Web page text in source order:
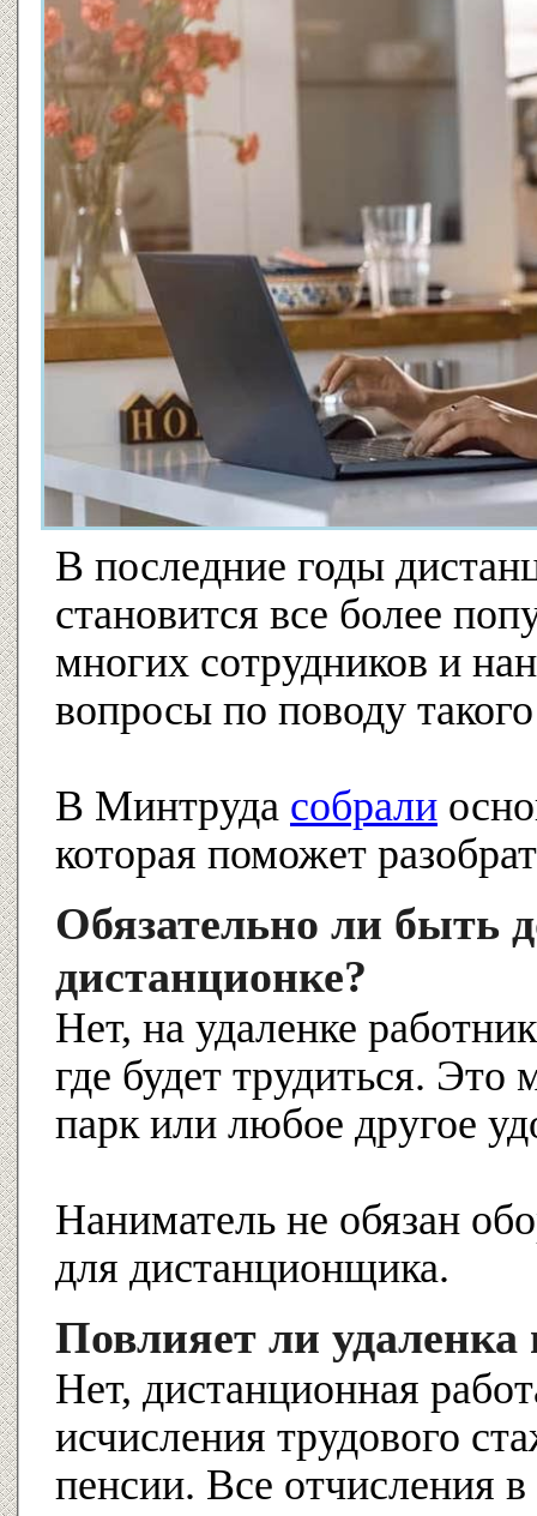
В последние годы
становится все более
многих сотрудников и
вопросы по поводу
В Минтруда собрали
которая поможет
Обязательно ли быть
дистанционке?
Нет, на удаленке
где будет трудиться.
парк или любое другое
Наниматель не обязан
для дистанционщика.
Повлияет ли
Нет, дистанционная
исчисления трудового
пенсии. Все отчисления